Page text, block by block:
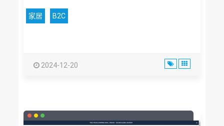
家居 B2C
2024-12-20